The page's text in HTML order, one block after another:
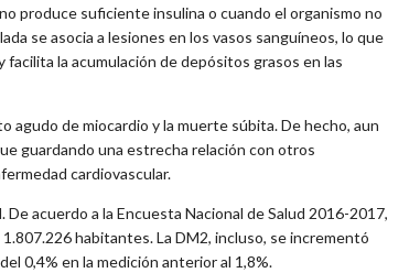
produce suficiente insulina o cuando el organismo no
se asocia a lesiones en los vasos sanguíneos, lo que
la acumulación de depósitos grasos en las
agudo de miocardio y la muerte súbita. De hecho, aun
guardando una estrecha relación con otros
cardiovascular.
acuerdo a la Encuesta Nacional de Salud 2016-2017,
habitantes. La DM2, incluso, se incrementó
0,4% en la medición anterior al 1,8%.